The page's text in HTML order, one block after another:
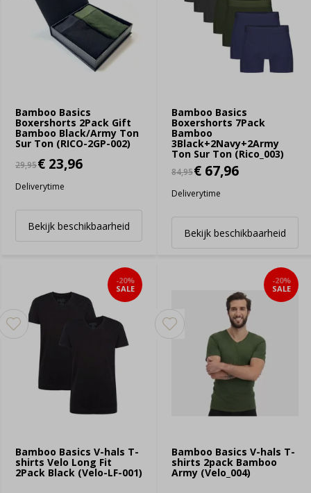
Bamboo Basics
Boxershorts 2Pack Gift
Bamboo Black/Army Ton
Sur Ton (RICO-2GP-002)
29,95€ 23,96
Deliverytime
Bekijk beschikbaarheid
Bamboo Basics
Boxershorts 7Pack
Bamboo
3Black+2Navy+2Army
Ton Sur Ton (Rico_003)
84,95€ 67,96
Deliverytime
Bekijk beschikbaarheid
Bamboo Basics V-hals T-
shirts Velo Long Fit
2Pack Black (Velo-LF-001)
-20%
SALE
Bamboo Basics V-hals T-
shirts 2pack Bamboo
Army (Velo_004)
-20%
SALE